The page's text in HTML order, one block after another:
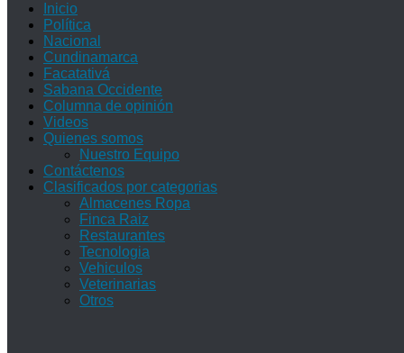
Inicio
Política
Nacional
Cundinamarca
Facatativá
Sabana Occidente
Columna de opinión
Videos
Quienes somos
Nuestro Equipo
Contáctenos
Clasificados por categorias
Almacenes Ropa
Finca Raiz
Restaurantes
Tecnologia
Vehiculos
Veterinarias
Otros